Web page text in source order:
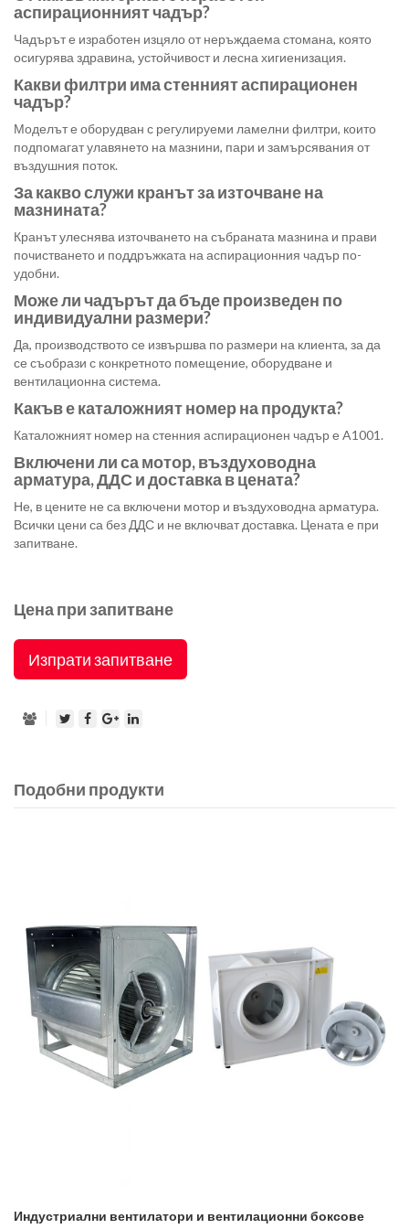
аспирационният чадър?
Чадърът е изработен изцяло от неръждаема стомана, която
осигурява здравина, устойчивост и лесна хигиенизация.
Какви филтри има стенният аспирационен
чадър?
Моделът е оборудван с регулируеми ламелни филтри, които
подпомагат улавянето на мазнини, пари и замърсявания от
въздушния поток.
За какво служи кранът за източване на
мазнината?
Кранът улеснява източването на събраната мазнина и прави
почистването и поддръжката на аспирационния чадър по-
удобни.
Може ли чадърът да бъде произведен по
индивидуални размери?
Да, производството се извършва по размери на клиента, за да
се съобрази с конкретното помещение, оборудване и
вентилационна система.
Какъв е каталожният номер на продукта?
Каталожният номер на стенния аспирационен чадър е A1001.
Включени ли са мотор, въздуховодна
арматура, ДДС и доставка в цената?
Не, в цените не са включени мотор и въздуховодна арматура.
Всички цени са без ДДС и не включват доставка. Цената е при
запитване.
Цена при запитване
Изпрати запитване
Подобни продукти
Индустриални вентилатори и вентилационни боксове